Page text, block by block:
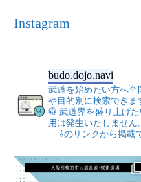
Instagram
budo.dojo.navi
武道を始めたい方へ全
や目的別に検索できま
🥋 武道界を盛り上げ
用は発生いたしません。
⇩のリンクから掲載